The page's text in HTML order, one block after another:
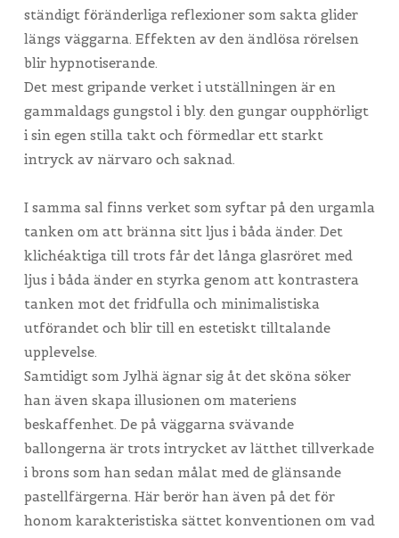
ständigt föränderliga reflexioner som sakta glider
längs väggarna. Effekten av den ändlösa rörelsen
blir hypnotiserande.
Det mest gripande verket i utställningen är en
gammaldags gungstol i bly. den gungar oupphörligt
i sin egen stilla takt och förmedlar ett starkt
intryck av närvaro och saknad.
I samma sal finns verket som syftar på den urgamla
tanken om att bränna sitt ljus i båda änder. Det
klichéaktiga till trots får det långa glasröret med
ljus i båda änder en styrka genom att kontrastera
tanken mot det fridfulla och minimalistiska
utförandet och blir till en estetiskt tilltalande
upplevelse.
Samtidigt som Jylhä ägnar sig åt det sköna söker
han även skapa illusionen om materiens
beskaffenhet. De på väggarna svävande
ballongerna är trots intrycket av lätthet tillverkade
i brons som han sedan målat med de glänsande
pastellfärgerna. Här berör han även på det för
honom karakteristiska sättet konventionen om vad